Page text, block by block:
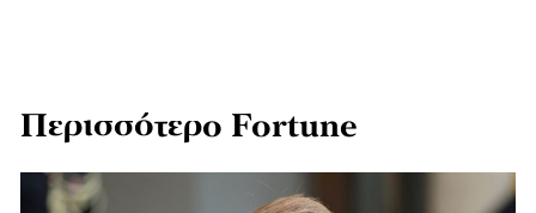
Περισσότερο Fortune